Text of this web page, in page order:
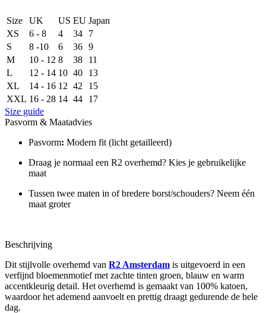
Size UK US EU Japan
XS
6 - 8 4 34
7
S
8 -10 6 36 9
M
10 - 12 8 38
11
L
12 - 14 10 40
13
XL
14 - 16 12 42
15
XXL 16 - 28 14 44
17
Size guide
Pasvorm & Maatadvies
Pasvorm: Modern fit (licht getailleerd)
Draag je normaal een R2 overhemd? Kies je gebruikelijke
maat
Tussen twee maten in of bredere borst/schouders? Neem één
maat groter
Beschrijving
Dit stijlvolle overhemd van R2 Amsterdam is uitgevoerd in een
verfijnd bloemenmotief met zachte tinten groen, blauw en warm
accentkleurig detail. Het overhemd is gemaakt van 100% katoen,
waardoor het ademend aanvoelt en prettig draagt gedurende de hele
dag.